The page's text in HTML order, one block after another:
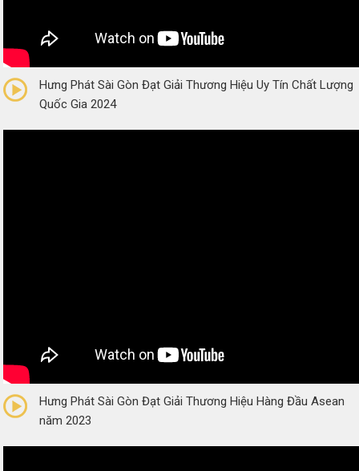
(0 Reviews)
Hưng Phát Sài Gòn Đạt Giải Thương Hiệu Uy Tín Chất Lượng
Quốc Gia 2024
(0 Reviews)
Hưng Phát Sài Gòn Đạt Giải Thương Hiệu Hàng Đầu Asean
năm 2023